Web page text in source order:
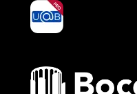
yoU@B
Bocconi shop